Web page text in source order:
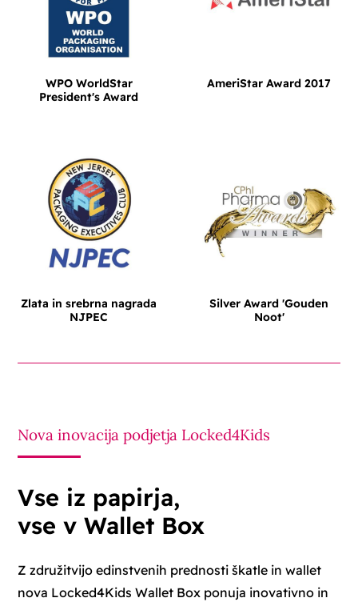
WPO WorldStar
President's Award
AmeriStar Award 2017
Zlata in srebrna nagrada
NJPEC
Silver Award 'Gouden
Noot'
Nova inovacija podjetja Locked4Kids
Vse iz papirja,
vse v Wallet Box
Z združitvijo edinstvenih prednosti škatle in wallet
nova Locked4Kids Wallet Box ponuja inovativno in